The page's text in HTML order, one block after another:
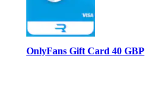
OnlyFans Gift Card 40 GBP